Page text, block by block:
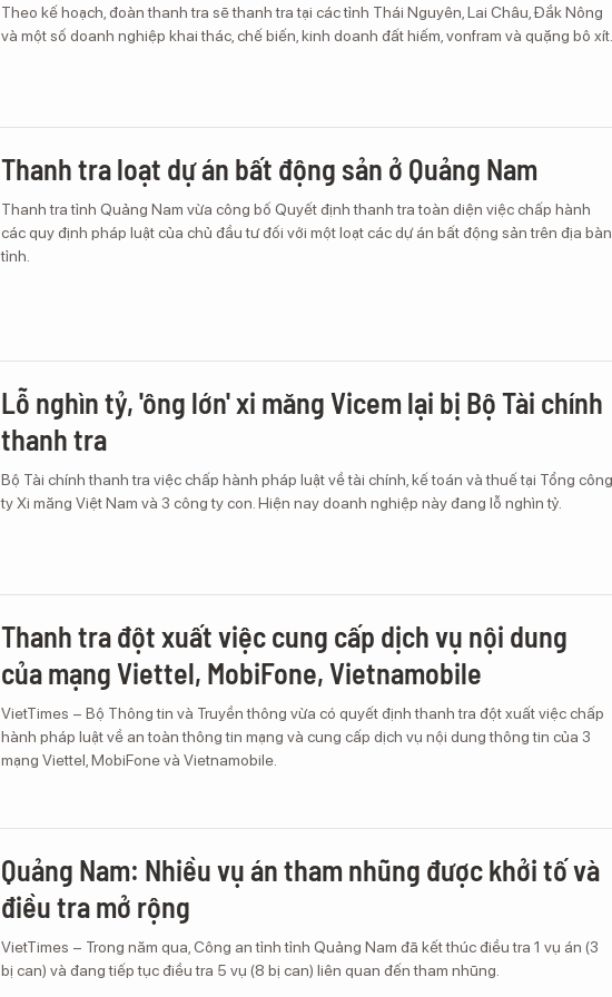
Theo kế hoạch, đoàn thanh tra sẽ thanh tra tại các tỉnh Thái Nguyên, Lai Châu, Đắk Nông
và một số doanh nghiệp khai thác, chế biến, kinh doanh đất hiếm, vonfram và quặng bô xít.
Thanh tra loạt dự án bất động sản ở Quảng Nam
Thanh tra tỉnh Quảng Nam vừa công bố Quyết định thanh tra toàn diện việc chấp hành
các quy định pháp luật của chủ đầu tư đối với một loạt các dự án bất động sản trên địa bàn
tỉnh.
Lỗ nghìn tỷ, 'ông lớn' xi măng Vicem lại bị Bộ Tài chính
thanh tra
Bộ Tài chính thanh tra việc chấp hành pháp luật về tài chính, kế toán và thuế tại Tổng công
ty Xi măng Việt Nam và 3 công ty con. Hiện nay doanh nghiệp này đang lỗ nghìn tỷ.
Thanh tra đột xuất việc cung cấp dịch vụ nội dung
của mạng Viettel, MobiFone, Vietnamobile
VietTimes – Bộ Thông tin và Truyền thông vừa có quyết định thanh tra đột xuất việc chấp
hành pháp luật về an toàn thông tin mạng và cung cấp dịch vụ nội dung thông tin của 3
mạng Viettel, MobiFone và Vietnamobile.
Quảng Nam: Nhiều vụ án tham nhũng được khởi tố và
điều tra mở rộng
VietTimes – Trong năm qua, Công an tỉnh tỉnh Quảng Nam đã kết thúc điều tra 1 vụ án (3
bị can) và đang tiếp tục điều tra 5 vụ (8 bị can) liên quan đến tham nhũng.